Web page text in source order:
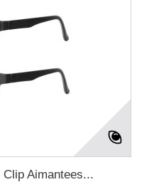
Aimantees...